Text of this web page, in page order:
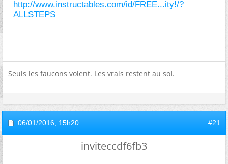
http://www.instructables.com/id/FREE...ity!/?
ALLSTEPS
Seuls les faucons volent. Les vrais restent au sol.
06/01/2016, 15h20 #21
inviteccdf6fb3